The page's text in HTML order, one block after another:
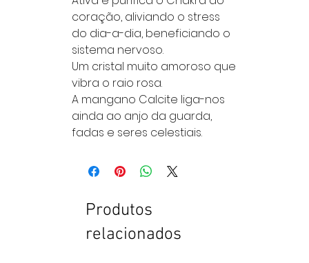
coração, aliviando o stress
do dia-a-dia, beneficiando o
sistema nervoso.
Um cristal muito amoroso que
vibra o raio rosa.
A mangano Calcite liga-nos
ainda ao anjo da guarda,
fadas e seres celestiais.
Produtos
relacionados